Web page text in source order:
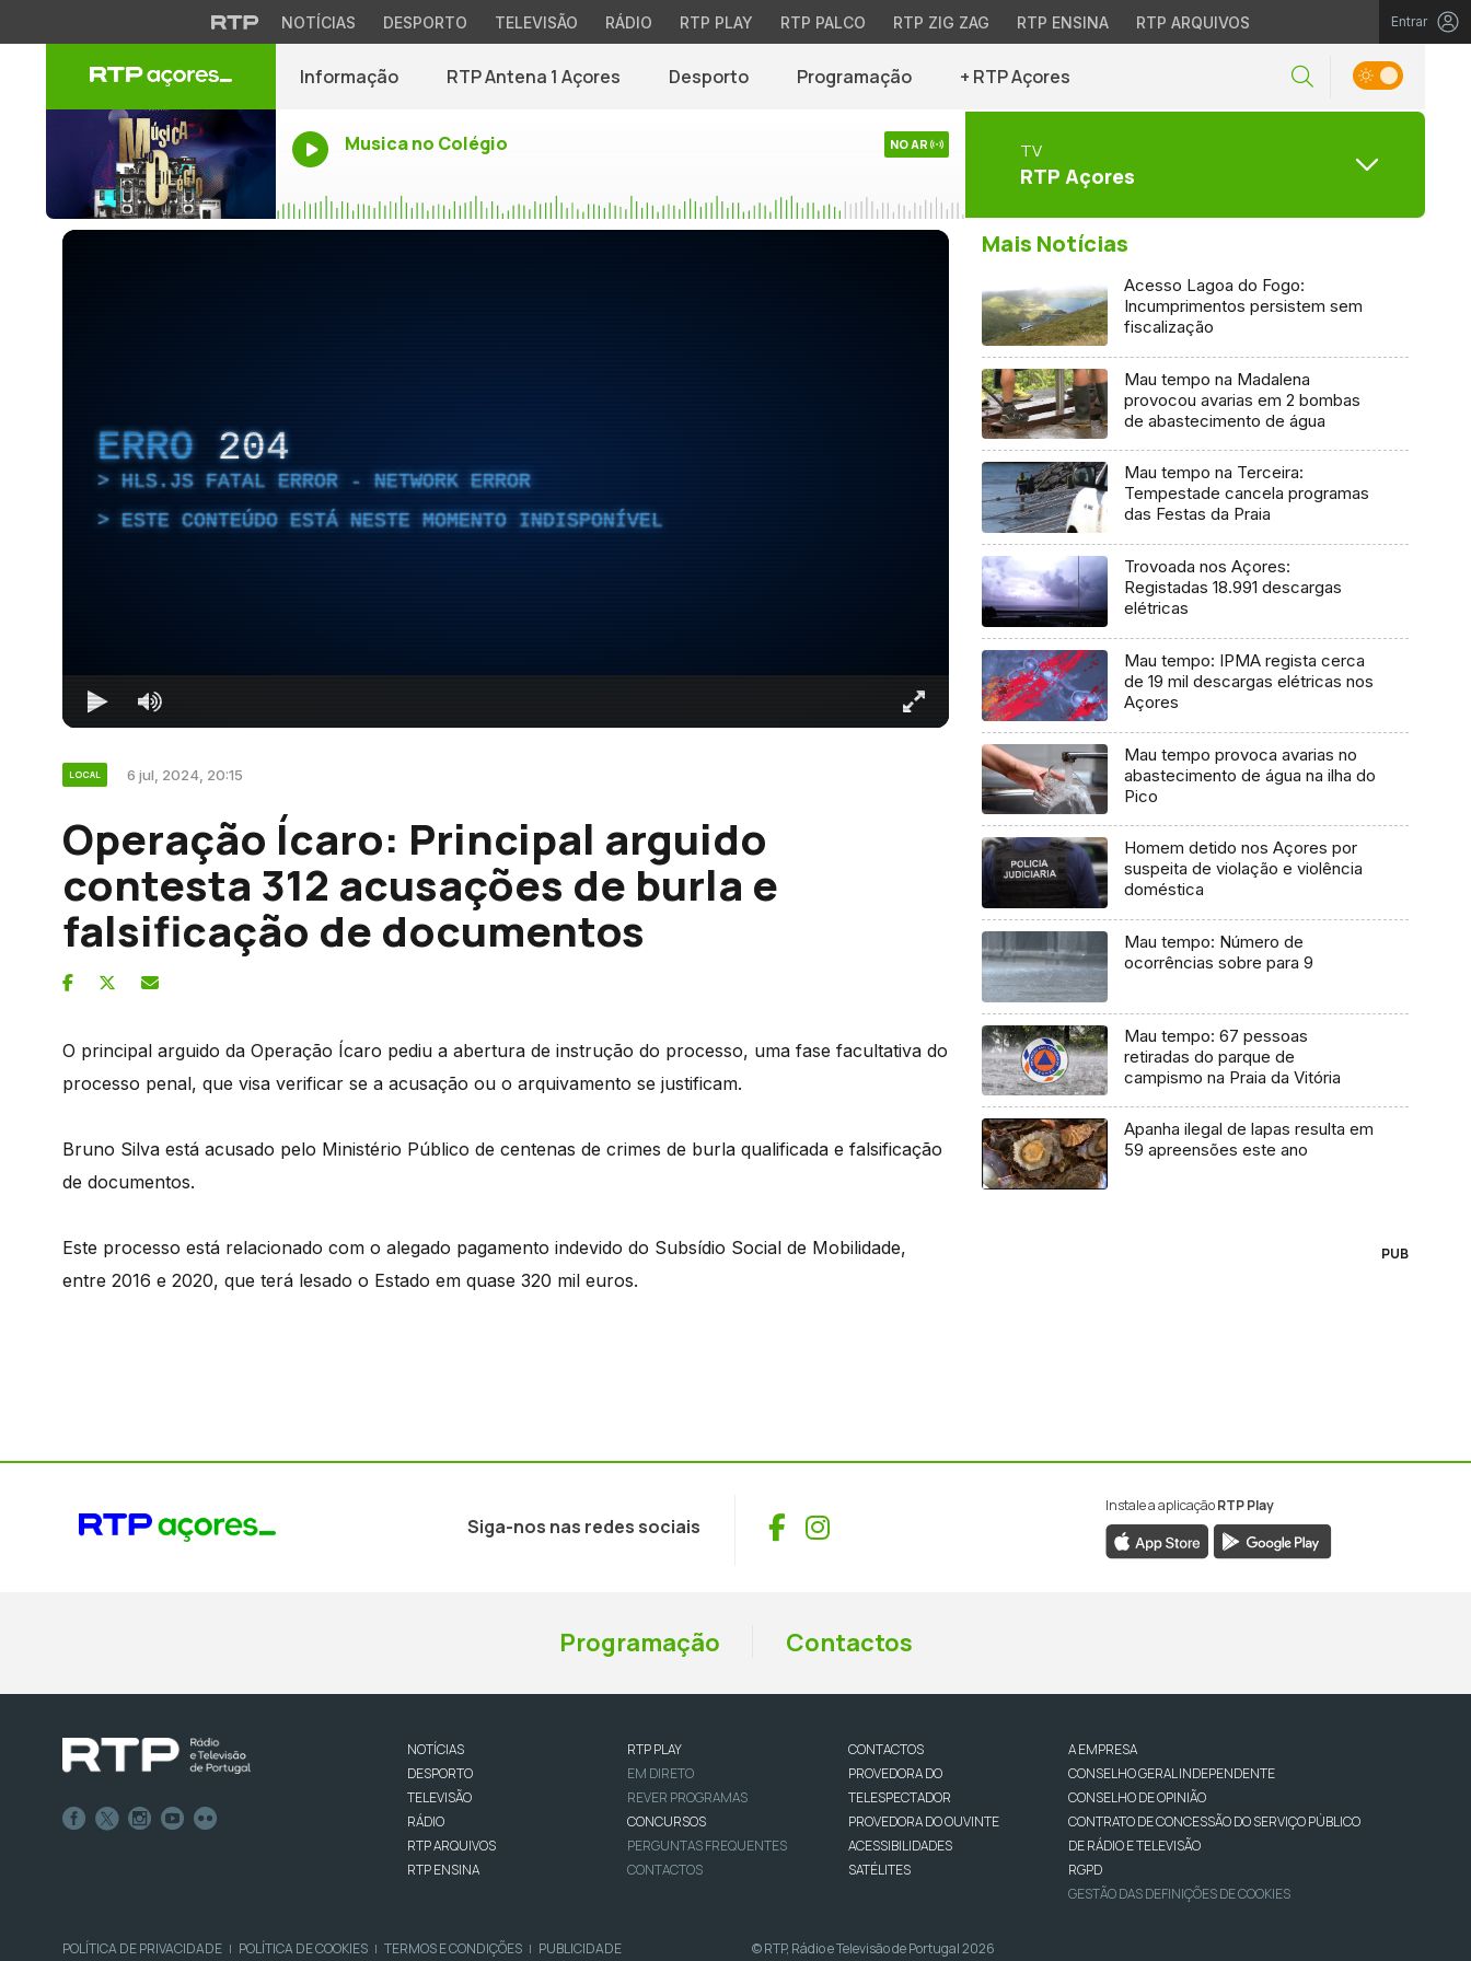
NOTÍCIAS DESPORTO TELEVISÃO RÁDIO RTP PLAY RTP PALCO RTP ZIG ZAG RTP ENSINA RTP ARQUIVOS Entrar
Informação RTP Antena 1 Açores Desporto Programação + RTP Açores
Musica no Colégio NO AR TV
RTP Açores
ERRO 204
HLS.JS FATAL ERROR - NETWORK ERROR
ESTE CONTEÚDO ESTÁ NESTE MOMENTO INDISPONÍVEL
LOCAL 6 jul, 2024, 20:15
Operação Ícaro: Principal arguido
contesta 312 acusações de burla e
falsificação de documentos
O principal arguido da Operação Ícaro pediu a abertura de instrução do processo, uma fase facultativa do
processo penal, que visa verificar se a acusação ou o arquivamento se justificam.
Bruno Silva está acusado pelo Ministério Público de centenas de crimes de burla qualificada e falsificação
de documentos.
Este processo está relacionado com o alegado pagamento indevido do Subsídio Social de Mobilidade,
entre 2016 e 2020, que terá lesado o Estado em quase 320 mil euros.
Mais Notícias
Acesso Lagoa do Fogo:
Incumprimentos persistem sem
fiscalização
Mau tempo na Madalena
provocou avarias em 2 bombas
de abastecimento de água
Mau tempo na Terceira:
Tempestade cancela programas
das Festas da Praia
Trovoada nos Açores:
Registadas 18.991 descargas
elétricas
Mau tempo: IPMA regista cerca
de 19 mil descargas elétricas nos
Açores
Mau tempo provoca avarias no
abastecimento de água na ilha do
Pico
Homem detido nos Açores por
suspeita de violação e violência
doméstica
Mau tempo: Número de
ocorrências sobre para 9
Mau tempo: 67 pessoas
retiradas do parque de
campismo na Praia da Vitória
Apanha ilegal de lapas resulta em
59 apreensões este ano
PUB
Siga-nos nas redes sociais Facebook
Instagram
Instale a aplicaçãoRTP Play
Programação Contactos
NOTÍCIAS
DESPORTO
TELEVISÃO
RÁDIO
RTP ARQUIVOS
RTP ENSINA
RTP PLAY
EM DIRETO
REVER PROGRAMAS
CONCURSOS
PERGUNTAS FREQUENTES
CONTACTOS
CONTACTOS
PROVEDORA DO
TELESPECTADOR
PROVEDORA DO OUVINTE
ACESSIBILIDADES
SATÉLITES
A EMPRESA
CONSELHO GERAL INDEPENDENTE
CONSELHO DE OPINIÃO
CONTRATO DE CONCESSÃO DO SERVIÇO PÚBLICO
DE RÁDIO E TELEVISÃO
RGPD
GESTÃO DAS DEFINIÇÕES DE COOKIES
POLÍTICA DE PRIVACIDADE | POLÍTICA DE COOKIES | TERMOS E CONDIÇÕES | PUBLICIDADE © RTP, Rádio e Televisão de Portugal 2026